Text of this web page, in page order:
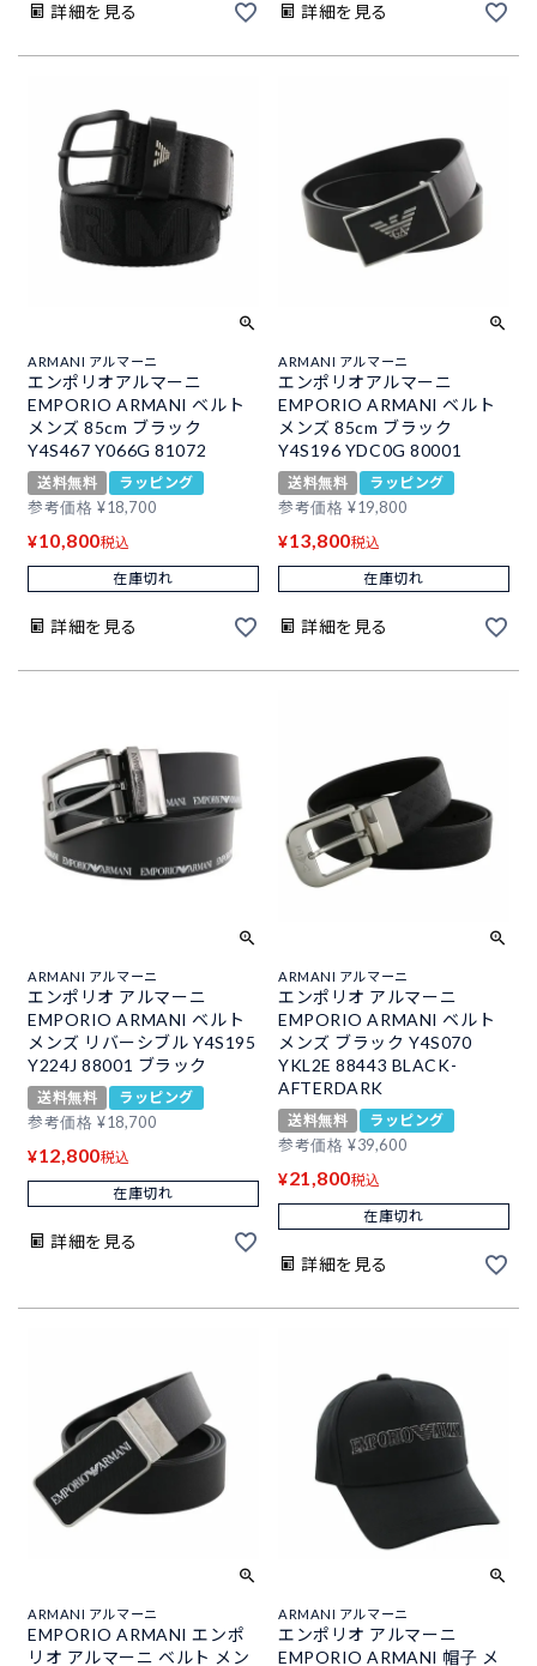
詳細を見る 詳細を見る
ARMANI アルマーニ
エンポリオアルマーニ
EMPORIO ARMANI ベルト
メンズ 85cm ブラック
Y4S467 Y066G 81072
送料無料
ラッピング
参考価格 ¥18,700
¥10,800税込
在庫切れ
詳細を見る
ARMANI アルマーニ
エンポリオアルマーニ
EMPORIO ARMANI ベルト
メンズ 85cm ブラック
Y4S196 YDC0G 80001
送料無料
ラッピング
参考価格 ¥19,800
¥13,800税込
在庫切れ
詳細を見る
ARMANI アルマーニ
エンポリオ アルマーニ
EMPORIO ARMANI ベルト
メンズ リバーシブル Y4S195
Y224J 88001 ブラック
送料無料
ラッピング
参考価格 ¥18,700
¥12,800税込
在庫切れ
詳細を見る
ARMANI アルマーニ
エンポリオ アルマーニ
EMPORIO ARMANI ベルト
メンズ ブラック Y4S070
YKL2E 88443 BLACK-
AFTERDARK
送料無料
ラッピング
参考価格 ¥39,600
¥21,800税込
在庫切れ
詳細を見る
ARMANI アルマーニ
EMPORIO ARMANI エンポ
リオ アルマーニ ベルト メン
ARMANI アルマーニ
エンポリオ アルマーニ
EMPORIO ARMANI 帽子 メ